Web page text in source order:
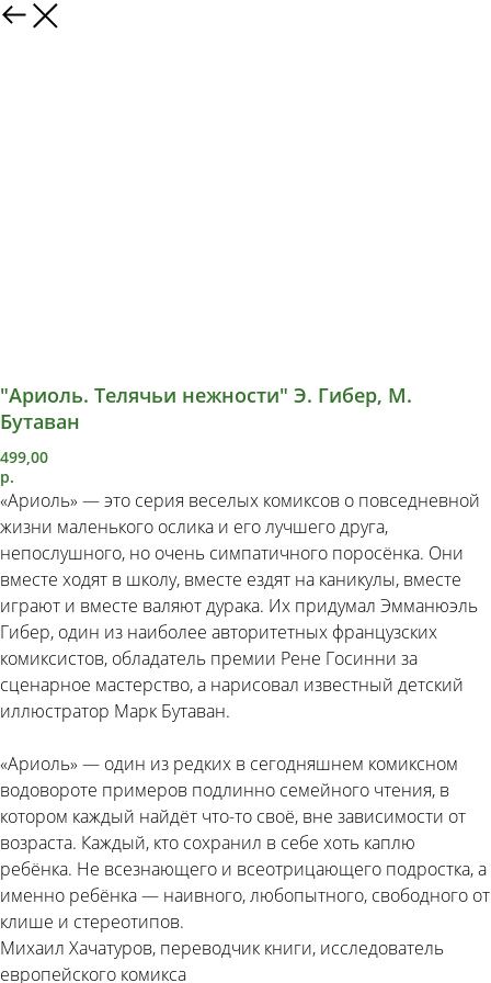
"Ариоль. Телячьи нежности" Э. Гибер, М.
Бутаван
499,00
р.
«Ариоль» — это серия веселых комиксов о повседневной
жизни маленького ослика и его лучшего друга,
непослушного, но очень симпатичного поросёнка. Они
вместе ходят в школу, вместе ездят на каникулы, вместе
играют и вместе валяют дурака. Их придумал Эмманюэль
Гибер, один из наиболее авторитетных французских
комиксистов, обладатель премии Рене Госинни за
сценарное мастерство, а нарисовал известный детский
иллюстратор Марк Бутаван.
«Ариоль» — один из редких в сегодняшнем комиксном
водовороте примеров подлинно семейного чтения, в
котором каждый найдёт что-то своё, вне зависимости от
возраста. Каждый, кто сохранил в себе хоть каплю
ребёнка. Не всезнающего и всеотрицающего подростка, а
именно ребёнка — наивного, любопытного, свободного от
клише и стереотипов.
Михаил Хачатуров, переводчик книги, исследователь
европейского комикса